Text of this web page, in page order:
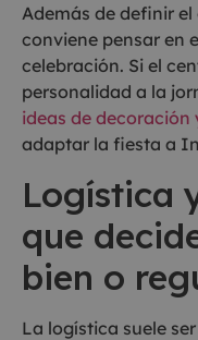
Además de definir
conviene pensar en
celebración. Si el
personalidad a la
ideas de
adaptar la fiesta a
Logística
que
bien o
La logística suele